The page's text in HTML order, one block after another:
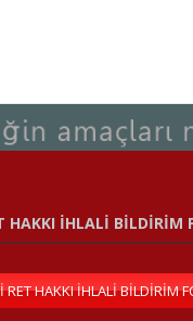
HAKKI İHLALİ BİLDİRİM
HAKKI İHLALİ BİLDİRİM